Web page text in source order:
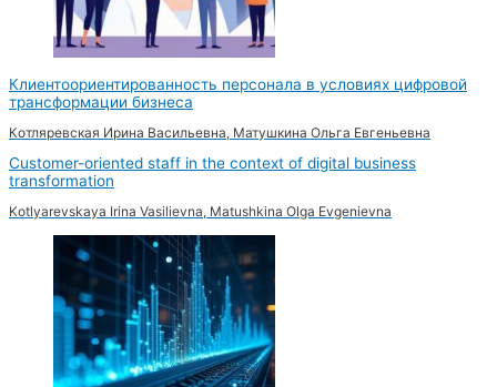
Клиентоориентированность персонала в условиях цифровой
трансформации бизнеса
Котляревская Ирина Васильевна, Матушкина Ольга Евгеньевна
Customer-oriented staff in the context of digital business
transformation
Kotlyarevskaya Irina Vasilievna, Matushkina Olga Evgenievna